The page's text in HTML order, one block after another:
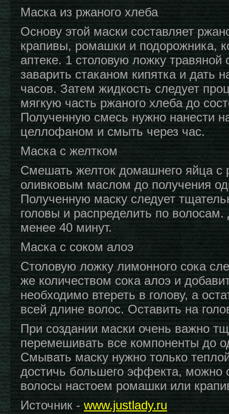
Маска из ржаного хлеба
Основу этой маски составляет
крапивы, ромашки и подорожника,
аптеке. 1 столовую ложку
заварить стаканом кипятка и дать
часов. Затем жидкость следует
мягкую часть ржаного хлеба до
Полученную смесь нужно нанести
целлофаном и смыть через час.
Маска с желтком
Смешать желток домашнего яйца с
оливковым маслом до получения
Полученную маску следует
головы и распределить по
менее 40 минут.
Маска с соком алоэ
Столовую ложку лимонного сока
же количеством сока алоэ и
необходимо втереть в голову, а
всей длине волос. Оставить на
При создании маски очень важно
перемешивать все компоненты до
Смывать маску нужно только
достичь большего эффекта, можно
волосы настоем ромашки или
Источник -www.justlady.ru